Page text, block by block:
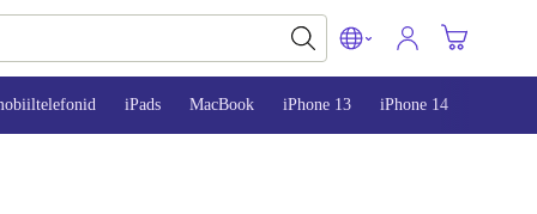
iPads MacBook iPhone 13 iPhone 14